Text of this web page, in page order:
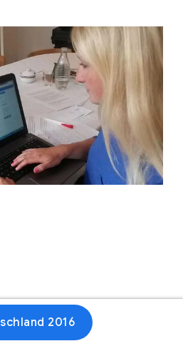
2016